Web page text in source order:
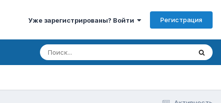
Уже зарегистрированы? Войти Регистрация